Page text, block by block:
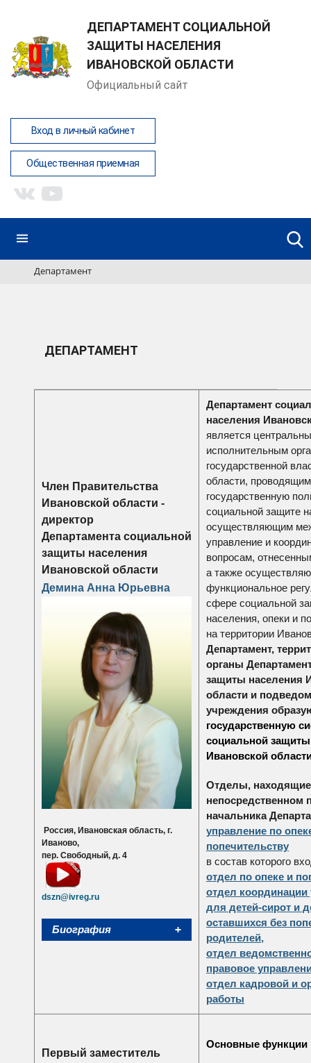
ДЕПАРТАМЕНТ СОЦИАЛЬНОЙ
ЗАЩИТЫ НАСЕЛЕНИЯ
ИВАНОВСКОЙ ОБЛАСТИ
Официальный сайт
Вход в личный кабинет
Общественная приемная
Департамент
ДЕПАРТАМЕНТ
Член Правительства
Ивановской области -
директор
Департамента социальной
защиты населения
Ивановской области
Демина Анна Юрьевна
Россия, Ивановская область, г.
Иваново,
пер. Свободный, д. 4
dszn@ivreg.ru
Биография
Департамент
населения
является
исполнительным
государственной
области, проводящим
государственную
социальной защите
осуществляющим
управление и
вопросам,
а также
функциональное
сфере социальной
населения, опеки и
на территории
Департамент,
органы
защиты населения
области и
учреждения
государственную
социальной
Ивановской
Отделы,
непосредственном
начальника
управление по
попечительству
в состав которого
отдел по опеке и
отдел
для детей-сирот и
оставшихся без
родителей,
отдел
правовое
отдел кадровой и
работы
Первый заместитель
Основные функции